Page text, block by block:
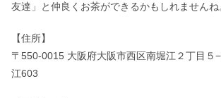
友達」と仲良くお茶ができるかもしれませんね
【住所】
〒550-0015 大阪府大阪市西区南堀江２丁目５
江603